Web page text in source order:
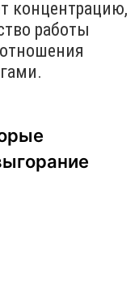
концентрацию,
работы